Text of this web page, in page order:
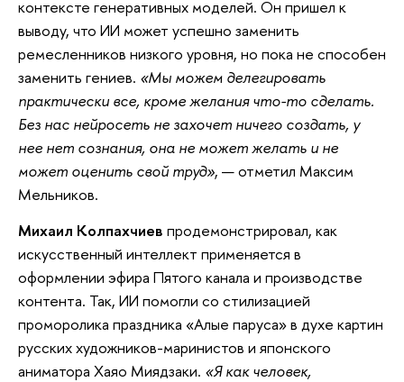
контексте генеративных моделей. Он пришел к
выводу, что ИИ может успешно заменить
ремесленников низкого уровня, но пока не способен
заменить гениев. «Мы можем делегировать
практически все, кроме желания что-то сделать.
Без нас нейросеть не захочет ничего создать, у
нее нет сознания, она не может желать и не
может оценить свой труд», — отметил Максим
Мельников.
Михаил Колпахчиев продемонстрировал, как
искусственный интеллект применяется в
оформлении эфира Пятого канала и производстве
контента. Так, ИИ помогли со стилизацией
проморолика праздника «Алые паруса» в духе картин
русских художников-маринистов и японского
аниматора Хаяо Миядзаки. «Я как человек,